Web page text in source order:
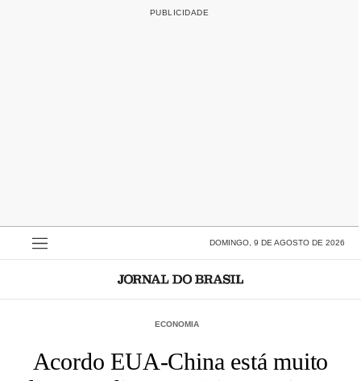
DOMINGO, 9 DE AGOSTO DE 2026
ECONOMIA
Acordo EUA-China está muito